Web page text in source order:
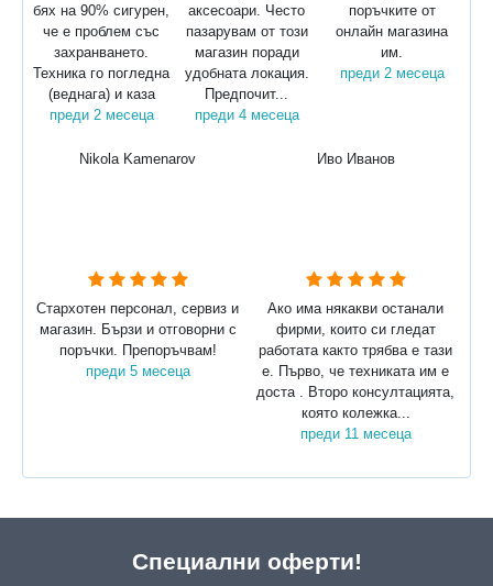
бях на 90% сигурен,
че е проблем със
захранването.
Техника го погледна
(веднага) и каза
преди 2 месеца
аксесоари. Често
пазарувам от този
магазин поради
удобната локация.
Предпочит...
преди 4 месеца
поръчките от
онлайн магазина
им.
преди 2 месеца
Nikola Kamenarov
Стархотен персонал, сервиз и
магазин. Бързи и отговорни с
поръчки. Препоръчвам!
преди 5 месеца
Иво Иванов
Ако има някакви останали
фирми, които си гледат
работата както трябва е тази
е. Първо, че техниката им е
доста . Второ консултацията,
която колежка...
преди 11 месеца
Специални оферти!